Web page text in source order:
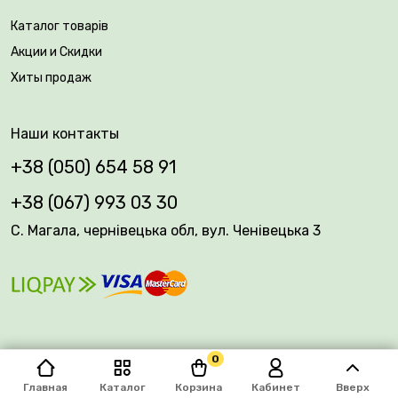
Главная Каталог Корзина
0
Кабинет Вверх
Каталог товарів
Акции и Скидки
Хиты продаж
Наши контакты
+38 (050) 654 58 91
+38 (067) 993 03 30
С. Магала, чернівецька обл, вул. Ченівецька 3
© 2026 Plantsvovk.com.ua